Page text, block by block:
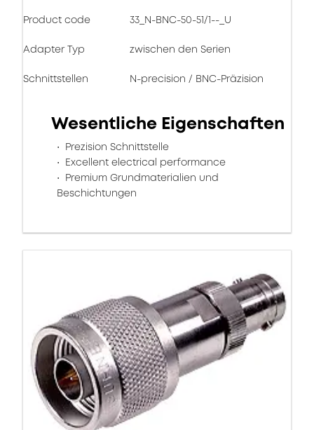
Product code 33_N-BNC-50-51/1--_U
Adapter Typ zwischen den Serien
Schnittstellen N-precision / BNC-Präzision
Wesentliche Eigenschaften
Prezision Schnittstelle
Excellent electrical performance
Premium Grundmaterialien und
Beschichtungen